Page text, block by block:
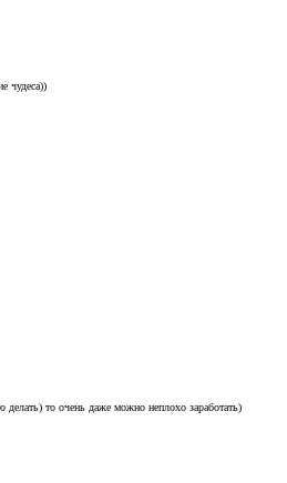
чудеса))
то очень даже можно неплохо заработать)